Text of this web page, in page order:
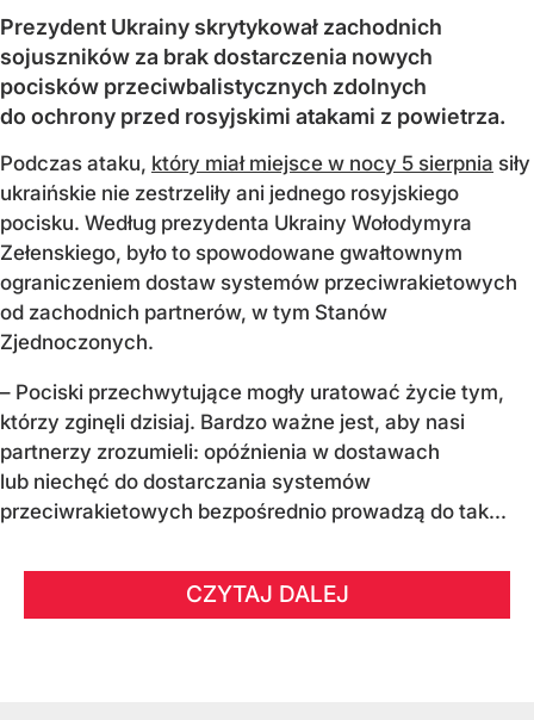
Prezydent Ukrainy skrytykował zachodnich
sojuszników za brak dostarczenia nowych
pocisków przeciwbalistycznych zdolnych
do ochrony przed rosyjskimi atakami z powietrza.
Podczas ataku, który miał miejsce w nocy 5 sierpnia siły
ukraińskie nie zestrzeliły ani jednego rosyjskiego
pocisku. Według prezydenta Ukrainy Wołodymyra
Zełenskiego, było to spowodowane gwałtownym
ograniczeniem dostaw systemów przeciwrakietowych
od zachodnich partnerów, w tym Stanów
Zjednoczonych.
– Pociski przechwytujące mogły uratować życie tym,
którzy zginęli dzisiaj. Bardzo ważne jest, aby nasi
partnerzy zrozumieli: opóźnienia w dostawach
lub niechęć do dostarczania systemów
przeciwrakietowych bezpośrednio prowadzą do tak...
CZYTAJ DALEJ